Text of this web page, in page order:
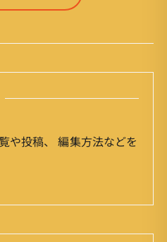
や投稿、 編集方法などを